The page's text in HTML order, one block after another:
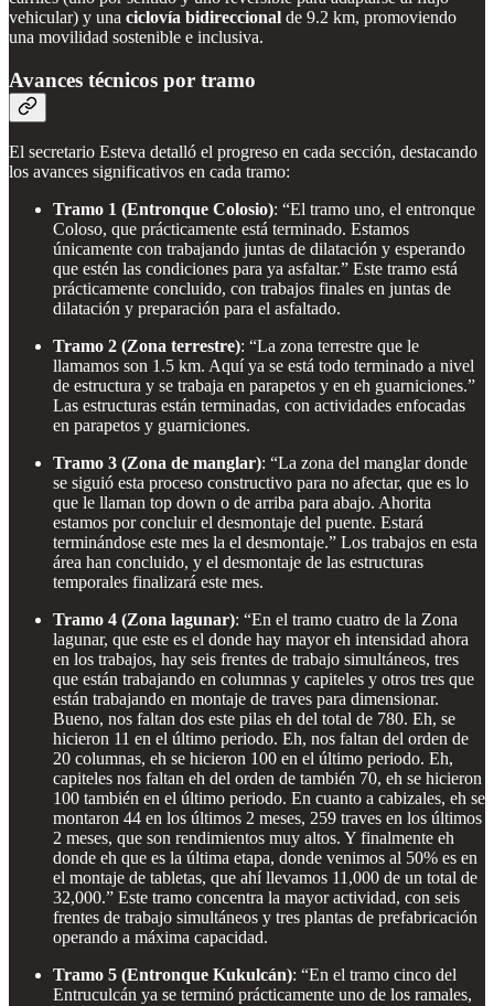
vehicular) y una ciclovía bidireccional de 9.2 km, promoviendo
una movilidad sostenible e inclusiva.
Avances técnicos por tramo
El secretario Esteva detalló el progreso en cada sección, destacando
los avances significativos en cada tramo:
Tramo 1 (Entronque Colosio): “El tramo uno, el entronque
Coloso, que prácticamente está terminado. Estamos
únicamente con trabajando juntas de dilatación y esperando
que estén las condiciones para ya asfaltar.” Este tramo está
prácticamente concluido, con trabajos finales en juntas de
dilatación y preparación para el asfaltado.
Tramo 2 (Zona terrestre): “La zona terrestre que le
llamamos son 1.5 km. Aquí ya se está todo terminado a nivel
de estructura y se trabaja en parapetos y en eh guarniciones.”
Las estructuras están terminadas, con actividades enfocadas
en parapetos y guarniciones.
Tramo 3 (Zona de manglar): “La zona del manglar donde
se siguió esta proceso constructivo para no afectar, que es lo
que le llaman top down o de arriba para abajo. Ahorita
estamos por concluir el desmontaje del puente. Estará
terminándose este mes la el desmontaje.” Los trabajos en esta
área han concluido, y el desmontaje de las estructuras
temporales finalizará este mes.
Tramo 4 (Zona lagunar): “En el tramo cuatro de la Zona
lagunar, que este es el donde hay mayor eh intensidad ahora
en los trabajos, hay seis frentes de trabajo simultáneos, tres
que están trabajando en columnas y capiteles y otros tres que
están trabajando en montaje de traves para dimensionar.
Bueno, nos faltan dos este pilas eh del total de 780. Eh, se
hicieron 11 en el último periodo. Eh, nos faltan del orden de
20 columnas, eh se hicieron 100 en el último periodo. Eh,
capiteles nos faltan eh del orden de también 70, eh se hicieron
100 también en el último periodo. En cuanto a cabizales, eh se
montaron 44 en los últimos 2 meses, 259 traves en los últimos
2 meses, que son rendimientos muy altos. Y finalmente eh
donde eh que es la última etapa, donde venimos al 50% es en
el montaje de tabletas, que ahí llevamos 11,000 de un total de
32,000.” Este tramo concentra la mayor actividad, con seis
frentes de trabajo simultáneos y tres plantas de prefabricación
operando a máxima capacidad.
Tramo 5 (Entronque Kukulcán): “En el tramo cinco del
Entruculcán ya se terminó prácticamente uno de los ramales,